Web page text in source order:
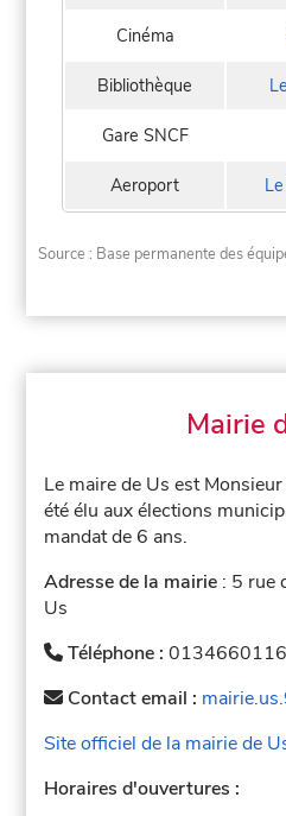
Cinéma
Bibliothèque
Gare SNCF
Aeroport
Source : Base permanente des
Mairie
Le maire de Us est
été élu aux élections
mandat de 6 ans.
Adresse de la mairie : 5 rue
Us
Téléphone :0134660116
Contact email :
Site officiel de la mairie de
Horaires d'ouvertures :